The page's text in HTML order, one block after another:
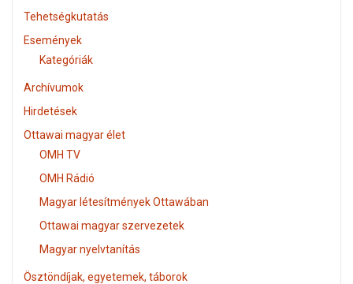
Tehetségkutatás
Események
Kategóriák
Archívumok
Hirdetések
Ottawai magyar élet
OMH TV
OMH Rádió
Magyar létesítmények Ottawában
Ottawai magyar szervezetek
Magyar nyelvtanítás
Ösztöndíjak, egyetemek, táborok